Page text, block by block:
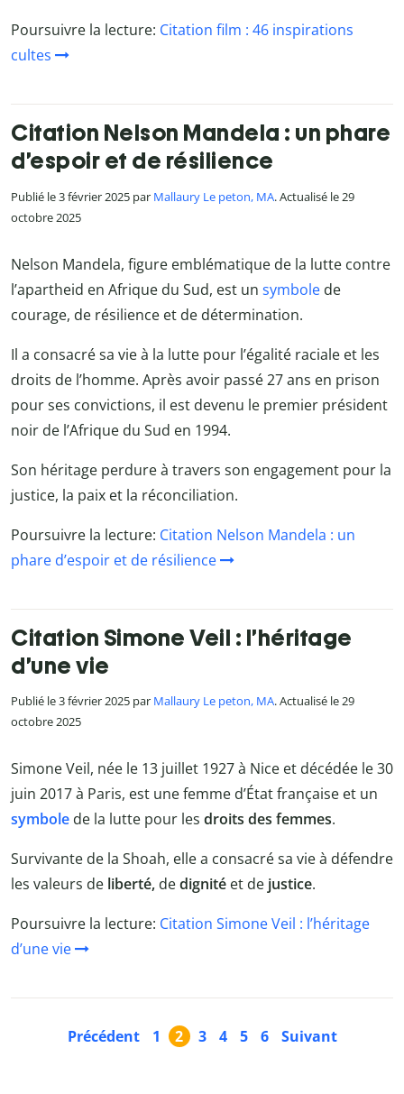
Poursuivre la lecture: Citation film : 46 inspirations
cultes
Citation Nelson Mandela : un phare
d’espoir et de résilience
Publié le 3 février 2025 par Mallaury Le peton, MA. Actualisé le 29
octobre 2025
Nelson Mandela, figure emblématique de la lutte contre
l’apartheid en Afrique du Sud, est un symbole de
courage, de résilience et de détermination.
Il a consacré sa vie à la lutte pour l’égalité raciale et les
droits de l’homme. Après avoir passé 27 ans en prison
pour ses convictions, il est devenu le premier président
noir de l’Afrique du Sud en 1994.
Son héritage perdure à travers son engagement pour la
justice, la paix et la réconciliation.
Poursuivre la lecture: Citation Nelson Mandela : un
phare d’espoir et de résilience
Citation Simone Veil : l’héritage
d’une vie
Publié le 3 février 2025 par Mallaury Le peton, MA. Actualisé le 29
octobre 2025
Simone Veil, née le 13 juillet 1927 à Nice et décédée le 30
juin 2017 à Paris, est une femme d’État française et un
symbole de la lutte pour les droits des femmes.
Survivante de la Shoah, elle a consacré sa vie à défendre
les valeurs de liberté, dedignité et de justice.
Poursuivre la lecture: Citation Simone Veil : l’héritage
d’une vie
Précédent 1 2 3 4 5 6 Suivant